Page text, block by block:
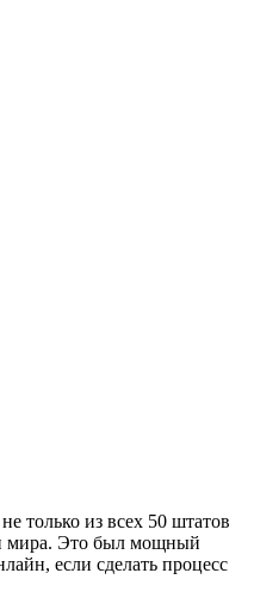
только из всех 50 штатов
мира. Это был мощный
если сделать процесс